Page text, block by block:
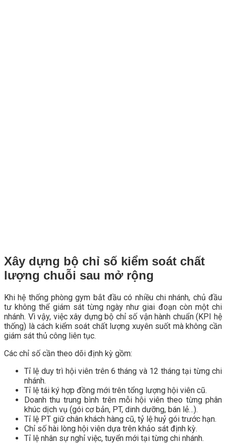
Xây dựng bộ chỉ số kiểm soát chất
lượng chuỗi sau mở rộng
Khi hệ thống phòng gym bắt đầu có nhiều chi nhánh, chủ đầu
tư không thể giám sát từng ngày như giai đoạn còn một chi
nhánh. Vì vậy, việc xây dựng bộ chỉ số vận hành chuẩn (KPI hệ
thống) là cách kiểm soát chất lượng xuyên suốt mà không cần
giám sát thủ công liên tục.
Các chỉ số cần theo dõi định kỳ gồm:
Tỉ lệ duy trì hội viên trên 6 tháng và 12 tháng tại từng chi
nhánh.
Tỉ lệ tái ký hợp đồng mới trên tổng lượng hội viên cũ.
Doanh thu trung bình trên mỗi hội viên theo từng phân
khúc dịch vụ (gói cơ bản, PT, dinh dưỡng, bán lẻ…).
Tỉ lệ PT giữ chân khách hàng cũ, tỷ lệ huỷ gói trước hạn.
Chỉ số hài lòng hội viên dựa trên khảo sát định kỳ.
Tỉ lệ nhân sự nghỉ việc, tuyển mới tại từng chi nhánh.